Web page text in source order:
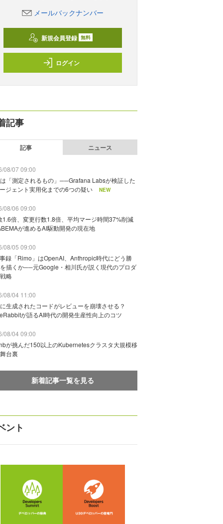
メールバックナンバー
新規会員登録 無料
ログイン
記事
記事 ニュース
08/07 09:00
「測定されるもの」──Grafana Labsが検証した
ジェント実用化までの6つの疑い
NEW
08/06 09:00
1.6倍、変更行数1.8倍、平均マージ時間37%削減
が進めるAI駆動開発の現在地
08/05 09:00
録「Rimo」はOpenAI、Anthropic時代にどう勝
描くか──元Google・相川氏が説く現代のプロダ
略
08/04 11:00
生成されたコードがレビューを崩壊させる？
が語るAI時代の開発生産性向上のコツ
08/04 09:00
が挑んだ150以上のKubernetesクラスタ大規模移
台裏
新着記事一覧を見る
ント